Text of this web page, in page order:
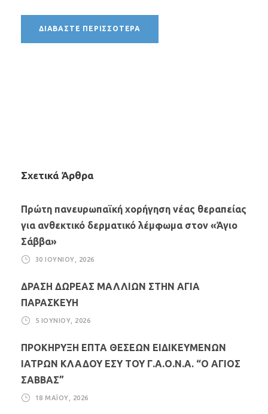
ΔΙΑΒΆΣΤΕ ΠΕΡΙΣΣΌΤΕΡΑ
Σχετικά Άρθρα
Πρώτη πανευρωπαϊκή χορήγηση νέας θεραπείας
για ανθεκτικό δερματικό λέμφωμα στον «Άγιο
Σάββα»
30 ΙΟΥΝΊΟΥ, 2026
ΔΡΑΣΗ ΔΩΡΕΑΣ ΜΑΛΛΙΩΝ ΣΤΗΝ ΑΓΙΑ
ΠΑΡΑΣΚΕΥΗ
5 ΙΟΥΝΊΟΥ, 2026
ΠΡΟΚΗΡΥΞΗ ΕΠΤΑ ΘΕΣΕΩΝ ΕΙΔΙΚΕΥΜΕΝΩΝ
ΙΑΤΡΩΝ ΚΛΑΔΟΥ ΕΣΥ ΤΟΥ Γ.Α.Ο.Ν.Α. “Ο ΑΓΙΟΣ
ΣΑΒΒΑΣ”
18 ΜΑΪ́ΟΥ, 2026